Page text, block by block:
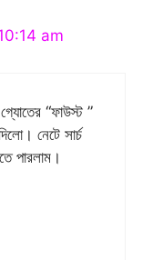
am
“ফাউস্ট ”
নেটে সার্চ
পারলাম।